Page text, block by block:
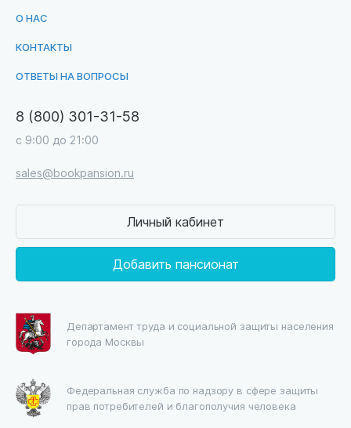
О НАС
КОНТАКТЫ
ОТВЕТЫ НА ВОПРОСЫ
8 (800) 301-31-58
с 9:00 до 21:00
sales@bookpansion.ru
Личный кабинет
Добавить пансионат
Департамент труда и социальной защиты населения
города Москвы
Федеральная служба по надзору в сфере защиты
прав потребителей и благополучия человека